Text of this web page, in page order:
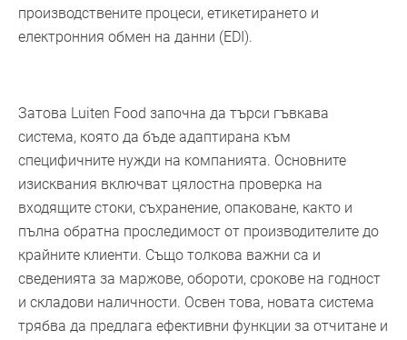
производствените процеси, етикетирането и
електронния обмен на данни (EDI).
Затова Luiten Food започна да търси гъвкава
система, която да бъде адаптирана към
специфичните нужди на компанията. Основните
изисквания включват цялостна проверка на
входящите стоки, съхранение, опаковане, както и
пълна обратна проследимост от производителите до
крайните клиенти. Също толкова важни са и
сведенията за маржове, обороти, срокове на годност
и складови наличности. Освен това, новата система
трябва да предлага ефективни функции за отчитане и